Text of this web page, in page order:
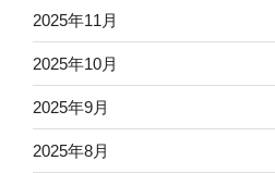
2025年11月
2025年10月
2025年9月
2025年8月